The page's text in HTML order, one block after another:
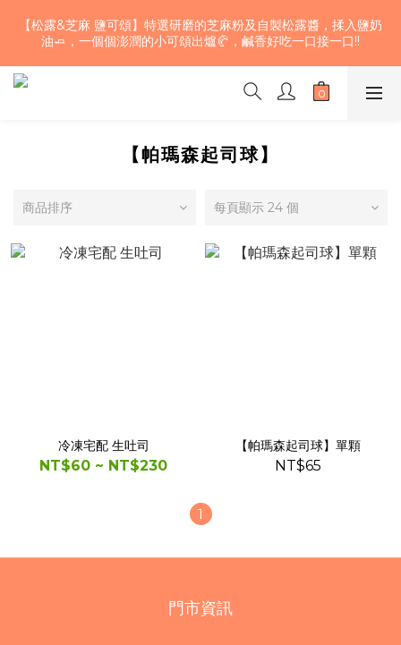
【期間限定】巧克力草莓雙色核桃生吐司~三款不同風味的濃郁巧
克力揉入麵團 加上大湖草莓果乾及少許鬆脆的加州核桃 口感層次
豐富、酸甜濃醇，快來試試！🍫！🤤💖
【松露&芝麻 鹽可頌】特選研磨的芝麻粉及自製松露醬，揉入鹽奶
油🧈，一個個澎潤的小可頌出爐🥐，鹹香好吃一口接一口!!
【期間限定】巧克力草莓雙色核桃生吐司~三款不同風味的濃郁巧
克力揉入麵團 加上大湖草莓果乾及少許鬆脆的加州核桃 口感層次
【帕瑪森起司球】
商品排序 每頁顯示 24 個
冷凍宅配 生吐司
NT$60 ~ NT$230
【帕瑪森起司球】單顆
NT$65
1
門市資訊